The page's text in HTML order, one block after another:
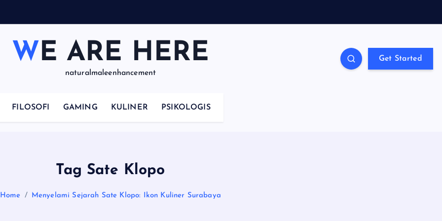
WE ARE HERE
naturalmaleenhancement
Get Started
FILOSOFI GAMING KULINER PSIKOLOGIS
Tag Sate Klopo
Home Menyelami Sejarah Sate Klopo: Ikon Kuliner Surabaya